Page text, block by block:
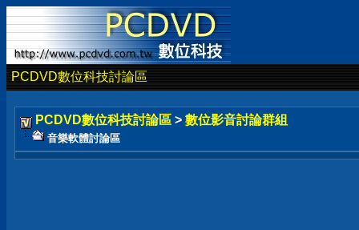
PCDVD數位科技討論區
PCDVD數位科技討論區 > 數位影音討論群組
音樂軟體討論區